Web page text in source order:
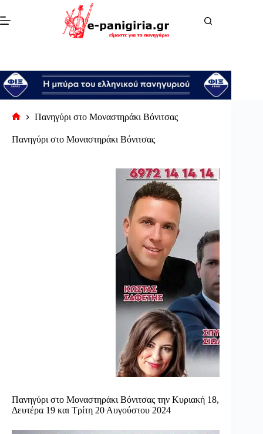
στο
περιεχόμενο
σελίδα
Πανηγύρι στο Μοναστηράκι Βόνιτσας
Πανηγύρι στο Μοναστηράκι Βόνιτσας
Πανηγύρι στο Μοναστηράκι Βόνιτσας την Κυριακή 18,
Δευτέρα 19 και Τρίτη 20 Αυγούστου 2024